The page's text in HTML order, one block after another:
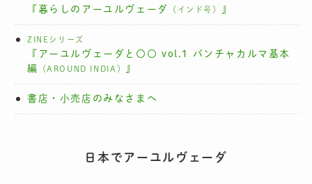
『暮らしのアーユルヴェーダ （インド号） 』
ZINEシリーズ
『アーユルヴェーダと〇〇 vol.1 パンチャカルマ基本
編
（AROUND INDIA） 』
書店・小売店のみなさまへ
日本でアーユルヴェーダ